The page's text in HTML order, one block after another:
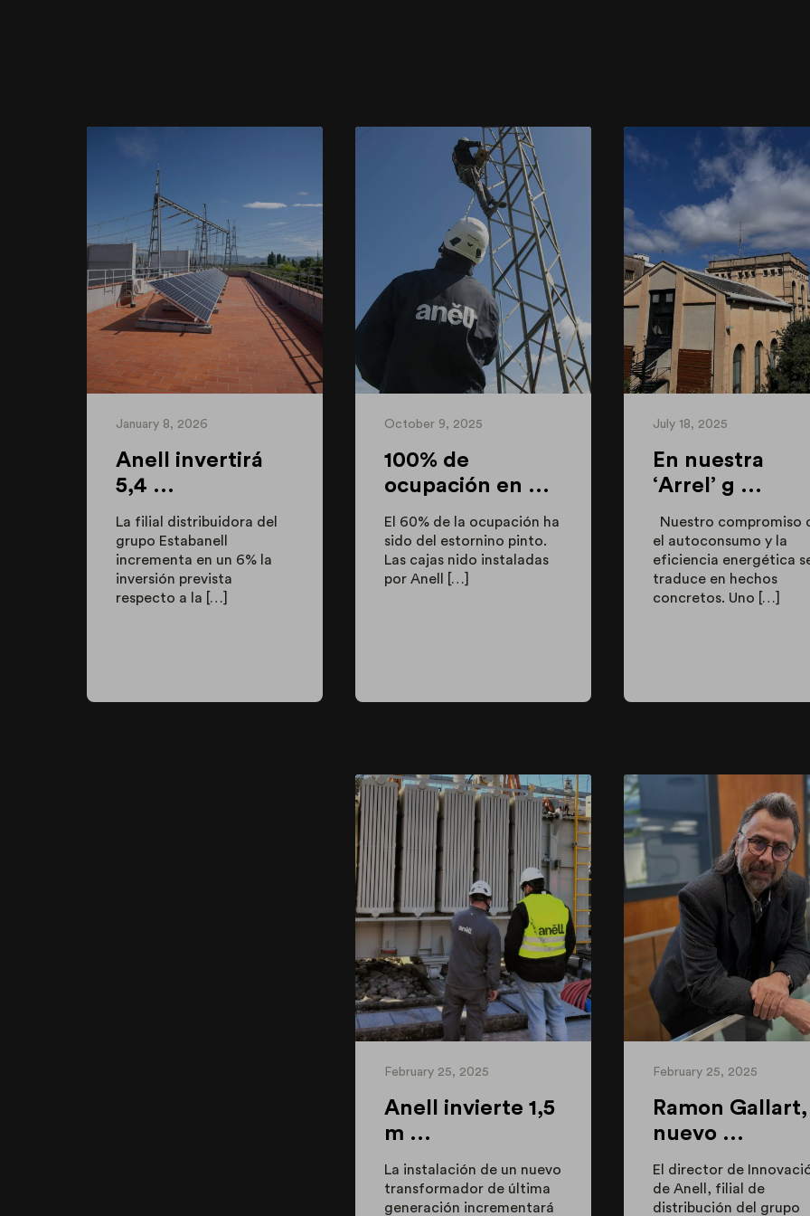
January 8, 2026
Anell invertirá
5,4 ...
La filial distribuidora del
grupo Estabanell
incrementa en un 6% la
inversión prevista
respecto a la […]
October 9, 2025
100% de
ocupación en ...
El 60% de la ocupación ha
sido del estornino pinto.
Las cajas nido instaladas
por Anell […]
July 18, 2025
En nuestra
‘Arrel’ g ...
Nuestro compromiso
el autoconsumo y la
eficiencia energética
traduce en hechos
concretos. Uno […]
February 25, 2025
Anell invierte 1,5
m ...
La instalación de un nuevo
transformador de última
generación incrementará
February 25, 2025
Ramon Gallart,
nuevo ...
El director de
de Anell, filial de
distribución del grupo